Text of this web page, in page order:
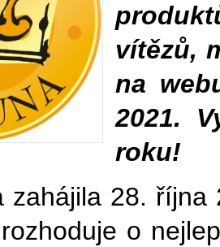
vítězů,
na
2021.
roku!
zahájila 28.
o